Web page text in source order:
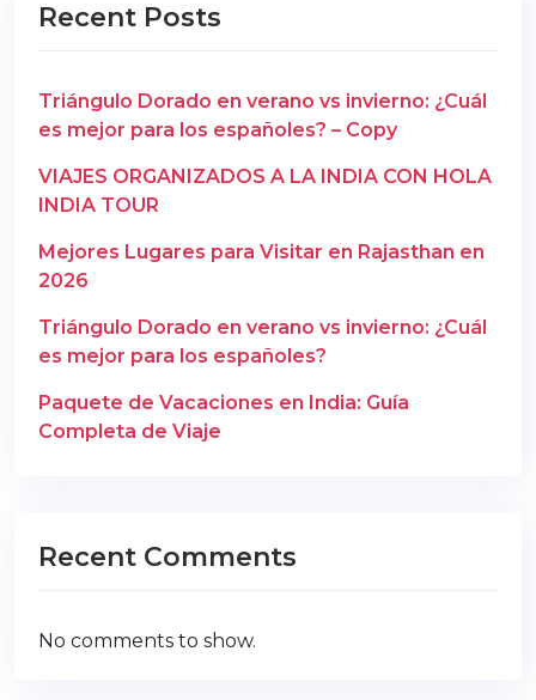
Recent Posts
Triángulo Dorado en verano vs invierno: ¿Cuál
es mejor para los españoles? – Copy
VIAJES ORGANIZADOS A LA INDIA CON HOLA
INDIA TOUR
Mejores Lugares para Visitar en Rajasthan en
2026
Triángulo Dorado en verano vs invierno: ¿Cuál
es mejor para los españoles?
Paquete de Vacaciones en India: Guía
Completa de Viaje
Recent Comments
No comments to show.